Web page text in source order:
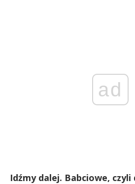
ad
Idźmy dalej. Babciowe,